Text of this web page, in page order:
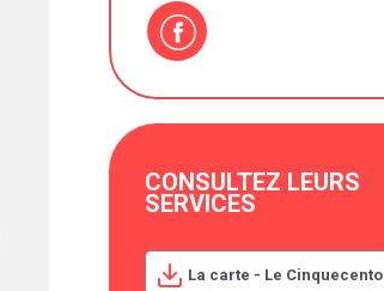
CONSULTEZ LEURS
SERVICES
La carte - Le Cinquecento